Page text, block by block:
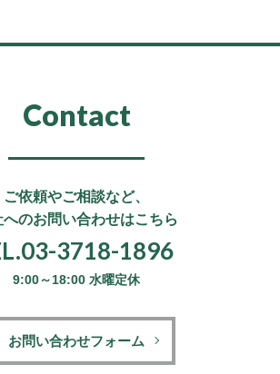
Contact
ご依頼やご相談など、
へのお問い合わせはこちら
3718-1896
9:00～18:00 水曜定休
お問い合わせフォーム